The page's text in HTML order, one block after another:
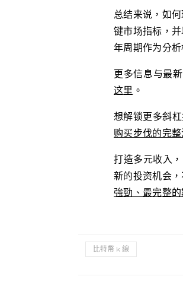
总结来说，如
键市场指标，
年周期作为分
更多信息与最
这里 。
想解锁更多斜
购买步伐的完
打造多元收入
新的投资机会
強勁、最完整
比特幣 k 線